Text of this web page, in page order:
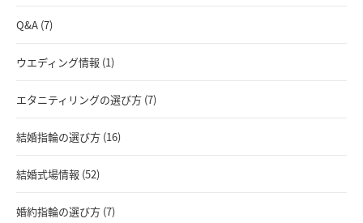
Q&A (7)
ウエディング情報 (1)
エタニティリングの選び方 (7)
結婚指輪の選び方 (16)
結婚式場情報 (52)
婚約指輪の選び方 (7)